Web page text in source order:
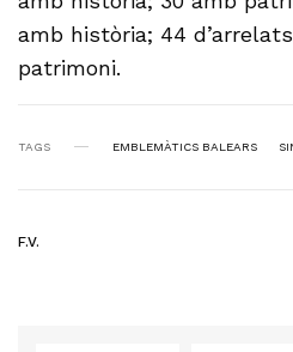
amb història; 44
patrimoni.
TAGS EMBLEMÀTICS BALEARS
F.V.